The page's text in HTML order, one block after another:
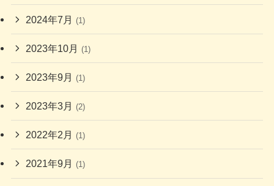
2024年7月 (1)
2023年10月 (1)
2023年9月 (1)
2023年3月 (2)
2022年2月 (1)
2021年9月 (1)